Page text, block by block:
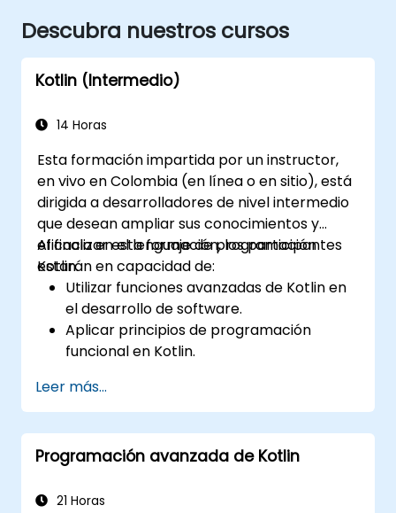
Descubra nuestros cursos
Kotlin (Intermedio)
14 Horas
Esta formación impartida por un instructor,
en vivo en Colombia (en línea o en sitio), está
dirigida a desarrolladores de nivel intermedio
que desean ampliar sus conocimientos y
eficacia en el lenguaje de programación
Kotlin.
Al finalizar esta formación, los participantes
estarán en capacidad de:
Utilizar funciones avanzadas de Kotlin en
el desarrollo de software.
Aplicar principios de programación
funcional en Kotlin.
con Kotlin.
Construir una base sólida para temas y
marcos avanzados de Kotlin.
Leer más...
Programación avanzada de Kotlin
21 Horas